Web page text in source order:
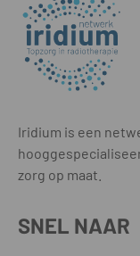
Iridium is een
zorg op maat.
SNEL NAAR